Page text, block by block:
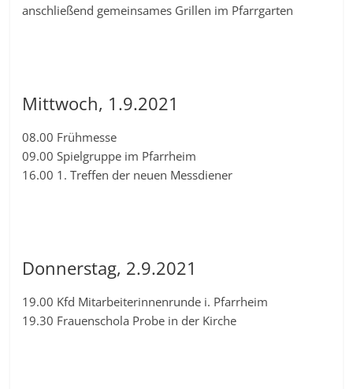
anschließend gemeinsames Grillen im Pfarrgarten
Mittwoch, 1.9.2021
08.00 Frühmesse
09.00 Spielgruppe im Pfarrheim
16.00 1. Treffen der neuen Messdiener
Donnerstag, 2.9.2021
19.00 Kfd Mitarbeiterinnenrunde i. Pfarrheim
19.30 Frauenschola Probe in der Kirche